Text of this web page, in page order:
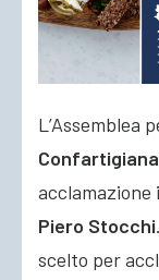
L’Assemblea
acclamazione
Piero Stocchi
scelto per